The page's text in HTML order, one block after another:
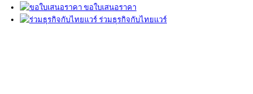
ขอใบเสนอราคา
ร่วมธุรกิจกับไทยแวร์